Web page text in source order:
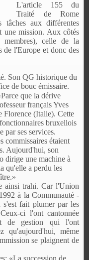
L'article 155 du
Traité de Rome
aux différentes
une mission. Aux côtés
celle de la
de l'Europe et donc des
Son QG historique du
de bouc émissaire.
que la dérive
français Yves
Florence (Italie). Cette
bruxellois
par ses services.
commissaires étaient
Aujourd'hui, son
dirige une machine à
qu'elle a perdu les
ainsi trahi. Car l'Union
à la Communauté -
s'est fait plumer par les
ci l'ont cantonnée
de gestion qui l'ont
qu'aujourd'hui, même
se plaignent de